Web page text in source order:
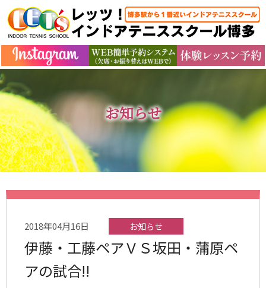
お知らせ
2018年04月16日 お知らせ
伊藤・工藤ペアＶＳ坂田・蒲原ペ
アの試合!!